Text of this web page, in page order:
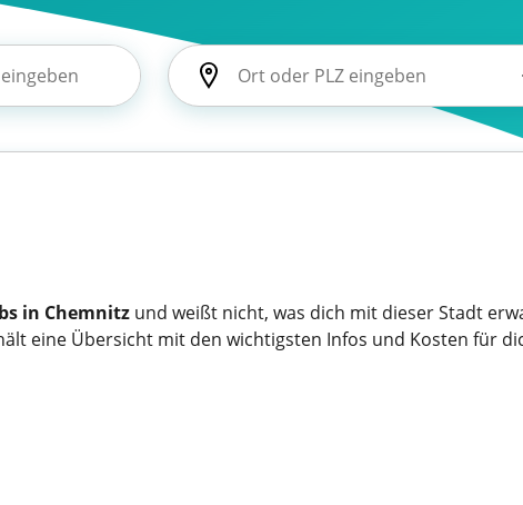
in Chemnitz und weißt nicht, was dich mit dieser Stadt
eine Übersicht mit den wichtigsten Infos und Kosten für